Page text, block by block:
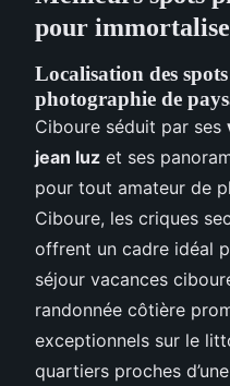
pour
Localisation des
photographie de
Ciboure séduit par ses
jean luz et ses
pour tout amateur de
Ciboure, les criques
offrent un cadre idéal
séjour vacances
randonnée côtière
exceptionnels sur le
quartiers proches